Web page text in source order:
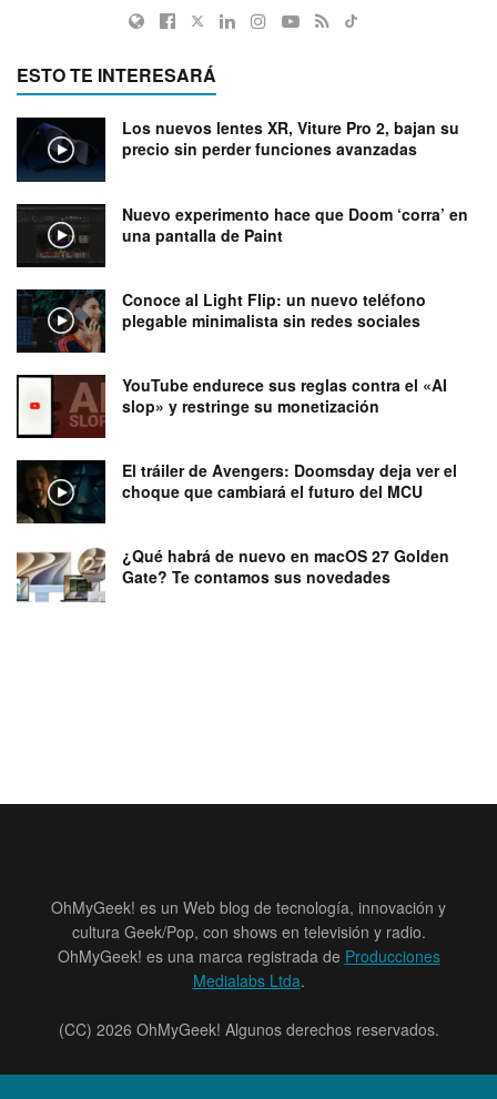
ESTO TE INTERESARÁ
Los nuevos lentes XR, Viture Pro 2, bajan su
precio sin perder funciones avanzadas
Nuevo experimento hace que Doom ‘corra’ en
una pantalla de Paint
Conoce al Light Flip: un nuevo teléfono
plegable minimalista sin redes sociales
YouTube endurece sus reglas contra el «AI
slop» y restringe su monetización
El tráiler de Avengers: Doomsday deja ver el
choque que cambiará el futuro del MCU
¿Qué habrá de nuevo en macOS 27 Golden
Gate? Te contamos sus novedades
OhMyGeek! es un Web blog de tecnología, innovación y
cultura Geek/Pop, con shows en televisión y radio.
OhMyGeek! es una marca registrada de Producciones
Medialabs Ltda.
(CC) 2026 OhMyGeek! Algunos derechos reservados.